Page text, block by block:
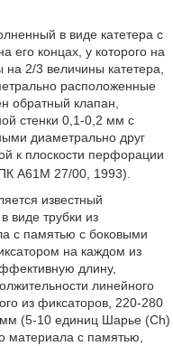
в виде катетера с
его концах, у которого на
2/3 величины катетера,
расположенные
обратный клапан,
стенки 0,1-0,2 мм с
диаметрально друг
к плоскости перфорации
A61M 27/00, 1993).
известный
виде трубки из
с памятью с боковыми
на каждом из
длину,
линейного
из фиксаторов, 220-280
(5-10 единиц Шарье (Ch)
материала с памятью,